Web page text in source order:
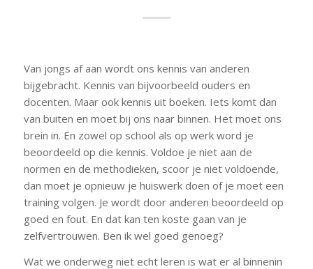
Van jongs af aan wordt ons kennis van anderen
bijgebracht. Kennis van bijvoorbeeld ouders en
docenten. Maar ook kennis uit boeken. Iets komt dan
van buiten en moet bij ons naar binnen. Het moet ons
brein in. En zowel op school als op werk word je
beoordeeld op die kennis. Voldoe je niet aan de
normen en de methodieken, scoor je niet voldoende,
dan moet je opnieuw je huiswerk doen of je moet een
training volgen. Je wordt door anderen beoordeeld op
goed en fout. En dat kan ten koste gaan van je
zelfvertrouwen. Ben ik wel goed genoeg?
Wat we onderweg niet echt leren is wat er al binnenin